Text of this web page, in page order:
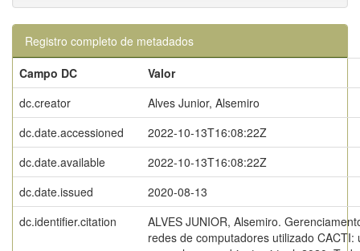
Registro completo de metadados
Campo DC
Valor
dc.creator
Alves Junior, Alsemiro
dc.date.accessioned
2022-10-13T16:08:22Z
dc.date.available
2022-10-13T16:08:22Z
dc.date.issued
2020-08-13
dc.identifier.citation
ALVES JUNIOR, Alsemiro.
redes de computadores utilizado CACTI: